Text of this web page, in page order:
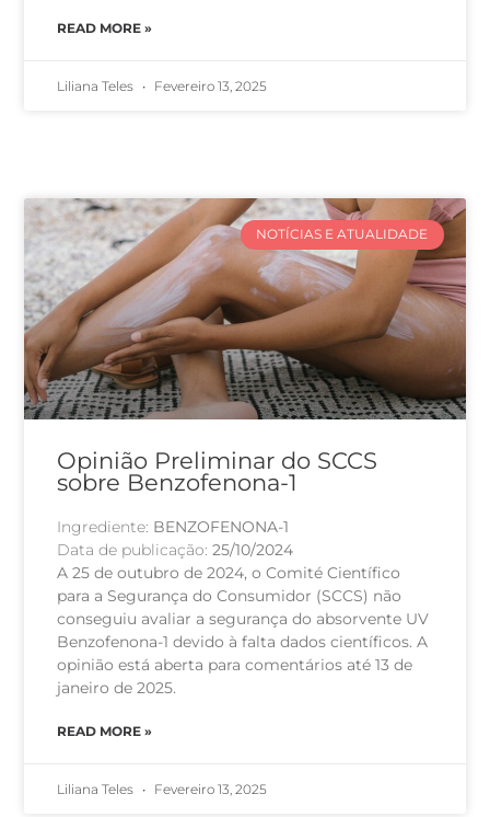
READ MORE »
Liliana Teles Fevereiro 13, 2025
NOTÍCIAS E ATUALIDADE
Opinião Preliminar do SCCS
sobre Benzofenona-1
Ingrediente: BENZOFENONA-1
Data de publicação:25/10/2024
A 25 de outubro de 2024, o Comité Científico
para a Segurança do Consumidor (SCCS) não
conseguiu avaliar a segurança do absorvente UV
Benzofenona-1 devido à falta dados científicos. A
opinião está aberta para comentários até 13 de
janeiro de 2025.
READ MORE »
Liliana Teles Fevereiro 13, 2025